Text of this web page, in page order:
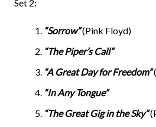
Set 2:
“Sorrow”(Pink Floyd)
“The Piper’s Call”
“A Great Day for Freedom”
“In Any Tongue”
“The Great Gig in the Sky”